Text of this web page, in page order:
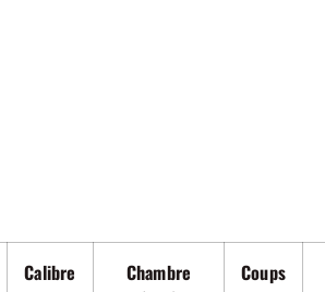
Calibre
Chambre
Coups